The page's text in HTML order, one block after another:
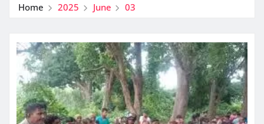
Home 2025 June 03